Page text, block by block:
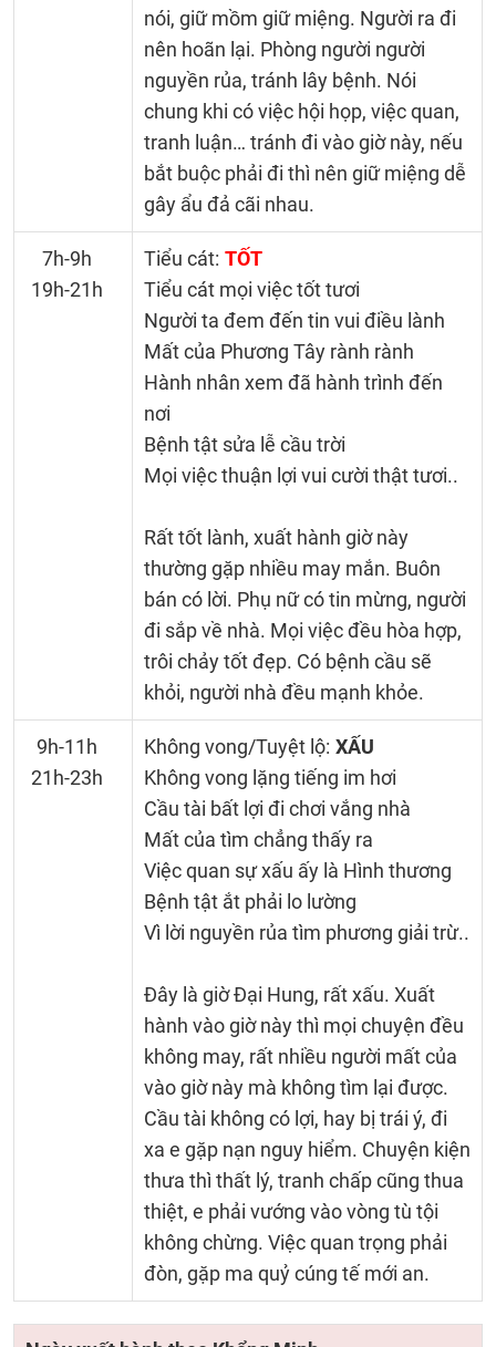
nói, giữ mồm giữ miệng. Người ra đi
nên hoãn lại. Phòng người người
nguyền rủa, tránh lây bệnh. Nói
chung khi có việc hội họp, việc quan,
tranh luận… tránh đi vào giờ này, nếu
bắt buộc phải đi thì nên giữ miệng dễ
gây ẩu đả cãi nhau.
7h-9h
19h-21h
Tiểu cát: TỐT
Tiểu cát mọi việc tốt tươi
Người ta đem đến tin vui điều lành
Mất của Phương Tây rành rành
Hành nhân xem đã hành trình đến
nơi
Bệnh tật sửa lễ cầu trời
Mọi việc thuận lợi vui cười thật tươi..
Rất tốt lành, xuất hành giờ này
thường gặp nhiều may mắn. Buôn
bán có lời. Phụ nữ có tin mừng, người
đi sắp về nhà. Mọi việc đều hòa hợp,
trôi chảy tốt đẹp. Có bệnh cầu sẽ
khỏi, người nhà đều mạnh khỏe.
9h-11h
21h-23h
Không vong/Tuyệt lộ: XẤU
Không vong lặng tiếng im hơi
Cầu tài bất lợi đi chơi vắng nhà
Mất của tìm chẳng thấy ra
Việc quan sự xấu ấy là Hình thương
Bệnh tật ắt phải lo lường
Vì lời nguyền rủa tìm phương giải trừ..
Đây là giờ Đại Hung, rất xấu. Xuất
hành vào giờ này thì mọi chuyện đều
không may, rất nhiều người mất của
vào giờ này mà không tìm lại được.
Cầu tài không có lợi, hay bị trái ý, đi
xa e gặp nạn nguy hiểm. Chuyện kiện
thưa thì thất lý, tranh chấp cũng thua
thiệt, e phải vướng vào vòng tù tội
không chừng. Việc quan trọng phải
đòn, gặp ma quỷ cúng tế mới an.